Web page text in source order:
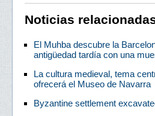
Noticias
El Muhba descubre la
antigüedad tardía con una
La cultura medieval, tema
ofrecerá el Museo de Navarra
Byzantine settlement